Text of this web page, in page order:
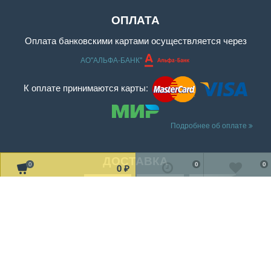
0 0 ₽
0
0
ОПЛАТА
Оплата банковскими картами осуществляется через
АО"АЛЬФА-БАНК"
К оплате принимаются карты:
Подробнее об оплате
ДОСТАВКА